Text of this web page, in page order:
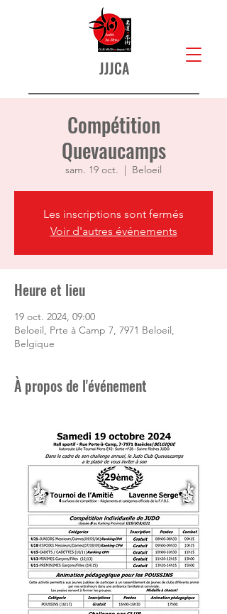
JJJCA
Compétition
Quevaucamps
sam. 19 oct.
  |
Beloeil
Les inscriptions sont fermés
Voir d'autres événements
Heure et lieu
19 oct. 2024, 09:00
Beloeil, Prte à Camp 7, 7971 Beloeil,
Belgique
À propos de l'événement